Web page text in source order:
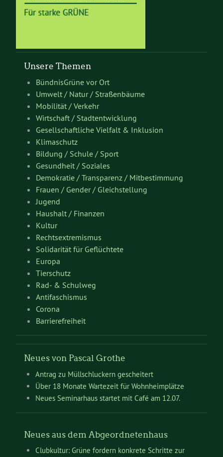
Unsere Themen
BündnisGrüne vor Ort
Umwelt / Natur / Straßenbäume
Mobilität / Verkehr
Wirtschaft / Stadtentwicklung
Gesellschaftliche Vielfalt & Inklusion
Klimaschutz
Bildung / Schule / Sport
Gesundheit / Soziales
Demokratie / Transparenz / Mitbestimmung
Frauen / Gender / Gleichstellung
Jugend
Haushalt / Finanzen
Kultur
Rechtsextremismus
Solidarität für Geflüchtete
Europa
Tierschutz
Rad- & Schulweg
Antifaschismus
Corona
Barrierefreiheit
Neues von Pascal Grothe
Antrag zu Müllschluckern gescheitert
Über 18 Monate Wartezeit für Wohnheimplätze
Neues Seminarhaus startet mit Café am 12.07.
Neues aus dem Abgeordnetenhaus
Clubkultur: Grüne fordern konkrete Schritte zur